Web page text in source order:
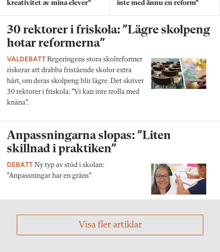
kreativitet av mina elever”
inte med ännu en reform”
30 rektorer i friskola: ”Lägre skolpeng
hotar reformerna”
VALDEBATT Regeringens stora skolreformer
riskerar att drabba fristående skolor extra
hårt, om deras skolpeng blir lägre. Det skriver
30 rektorer i friskola: ”Vi kan inte trolla med
knäna”.
Anpassningarna slopas: ”Liten
skillnad i praktiken”
DEBATT Ny typ av stöd i skolan:
"Anpassningar har en gräns”
Visa fler artiklar